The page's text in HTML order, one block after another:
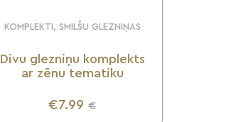
KOMPLEKTI, SMILŠU GLEZNIŅAS
Divu glezniņu komplekts
ar zēnu tematiku
€7.99 €